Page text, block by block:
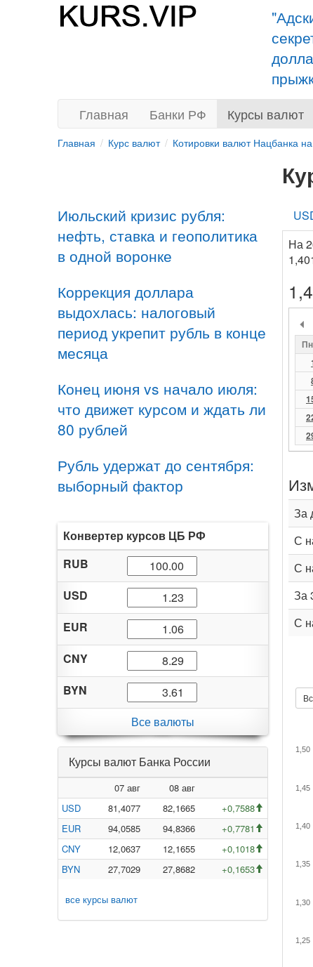
Главная Банки РФ Курсы валют
Главная Курс валют Котировки валют Нацбанка
Июльский кризис рубля:
нефть, ставка и геополитика
в одной воронке
Коррекция доллара
выдохлась: налоговый
период укрепит рубль в конце
месяца
Конец июня vs начало июля:
что движет курсом и ждать ли
80 рублей
Рубль удержат до сентября:
выборный фактор
Конвертер курсов ЦБ РФ
RUB
USD
EUR
CNY
BYN
Все валюты
Курсы валют Банка России
07 авг
08 авг
USD
81,4077 82,1665
+0,7588
EUR
94,0585 94,8366
+0,7781
CNY
12,0637 12,1655
+0,1018
BYN
27,7029 27,8682 +0,1653
все курсы валют
На
Пн
За
С
С
За
С
1,25
1,30
1,35
1,40
1,45
1,50